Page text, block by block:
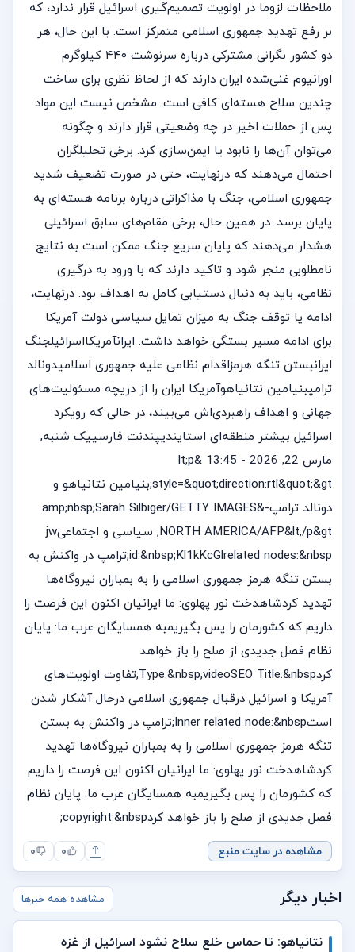
ملاحظات لزوما در اولویت تصمیم‌گیری اسرائیل قرار ندارد، که
بر رفع تهدید جمهوری اسلامی متمرکز است. با این حال، هر
دو کشور نگرانی مشترکی درباره سرنوشت ۴۴۰ کیلوگرم
اورانیوم غنی‌شده ایران دارند که از لحاظ نظری برای ساخت
چندین سلاح هسته‌ای کافی است. مشخص نیست این مواد
پس از حملات اخیر در چه وضعیتی قرار دارند و چگونه
می‌توان آن‌ها را نابود یا ایمن‌سازی کرد. برخی تحلیلگران
احتمال می‌دهند که درنهایت، حتی در صورت تضعیف شدید
جمهوری اسلامی، جنگ با مذاکراتی درباره برنامه هسته‌ای به
پایان برسد. در همین حال، برخی مقام‌های سابق اسرائیلی
هشدار می‌دهند که پایان سریع جنگ ممکن است به نتایج
نامطلوبی منجر شود و تاکید دارند که با ورود به درگیری
نظامی، باید به دنبال دستیابی کامل به اهداف بود. درنهایت،
ادامه یا توقف جنگ به میزان تمایل سیاسی دولت آمریکا
برای ادامه مسیر بستگی خواهد داشت. ایرانآمریکااسرائیلجنگ
ایرانبستن تنگه هرمزاقدام نظامی علیه جمهوری اسلامیدونالد
ترامپبنیامین نتانیاهوآمریکا ایران را از دریچه مسئولیت‌های
جهانی و اهداف راهبردی‌اش می‌بیند، در حالی که رویکرد
اسرائیل بیشتر منطقه‌ای استایندیپندنت فارسییک شنبه,
مارس 22, 2026 - 13:45 &lt;p
style=&quot;direction:rtl&quot;&gt;بنیامین نتانیاهو و
دونالد ترامپ‌-&amp;nbsp;Sarah Silbiger/GETTY IMAGES
NORTH AMERICA/AFP&lt;/p&gt; سیاسی و اجتماعیjw
id:&nbsp;Kl1kKcGlrelated nodes:&nbsp;ترامپ در واکنش به
بستن تنگه هرمز جمهوری اسلامی را به بمباران نیروگاه‌ها
تهدید کردشاهدخت نور پهلوی: ما ایرانیان اکنون این فرصت را
داریم که کشورمان را پس بگیریمبه همسایگان عرب ما: پایان
نظام فصل جدیدی از صلح را باز خواهد
کردType:&nbsp;videoSEO Title:&nbsp;تفاوت‌ اولویت‌های
آمریکا و اسرائیل درقبال جمهوری اسلامی درحال آشکار شدن
استInner related node:&nbsp;ترامپ در واکنش به بستن
تنگه هرمز جمهوری اسلامی را به بمباران نیروگاه‌ها تهدید
کردشاهدخت نور پهلوی: ما ایرانیان اکنون این فرصت را داریم
که کشورمان را پس بگیریمبه همسایگان عرب ما: پایان نظام
فصل جدیدی از صلح را باز خواهد کردcopyright:&nbsp;
مشاهده در سایت منبع ۰ ۰
اخبار دیگر مشاهده همه خبرها
نتانیاهو: تا حماس خلع سلاح نشود اسرائیل از غزه